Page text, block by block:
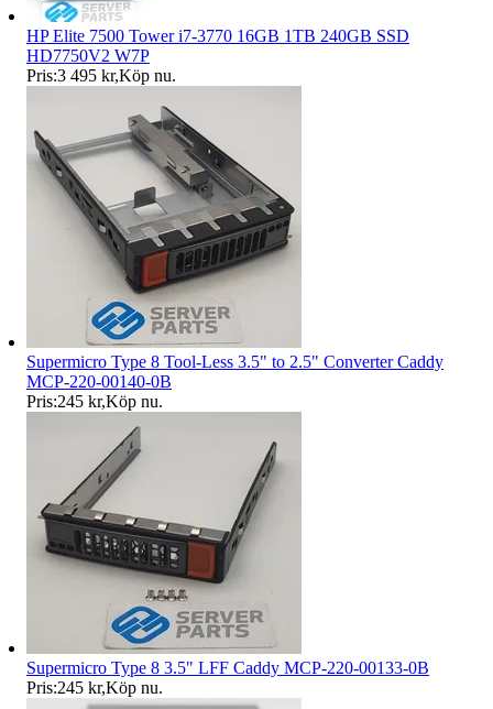
HP Elite 7500 Tower i7-3770 16GB 1TB 240GB SSD
HD7750V2 W7P
Pris:3 495 kr,Köp nu.
Supermicro Type 8 Tool-Less 3.5" to 2.5" Converter Caddy
MCP-220-00140-0B
Pris:245 kr,Köp nu.
Supermicro Type 8 3.5" LFF Caddy MCP-220-00133-0B
Pris:245 kr,Köp nu.